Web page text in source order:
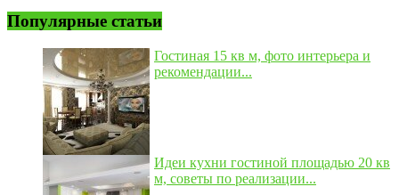
Популярные статьи
Гостиная 15 кв м, фото интерьера и
рекомендации...
Идеи кухни гостиной площадью 20 кв
м, советы по реализации...